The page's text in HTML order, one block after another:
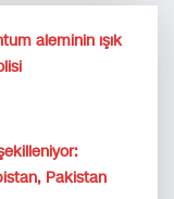
aleminin ışık
Pakistan